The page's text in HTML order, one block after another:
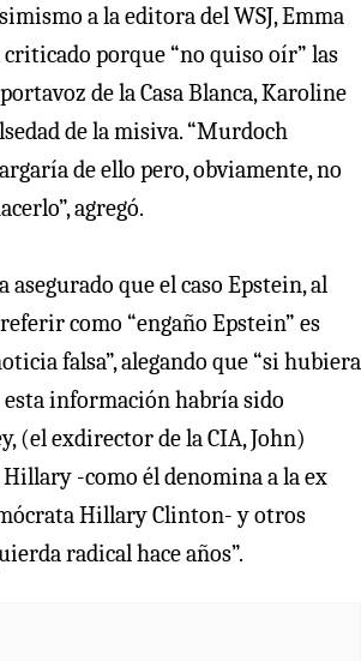
a la editora del WSJ, Emma
porque “no quiso oír” las
de la Casa Blanca, Karoline
de la misiva. “Murdoch
de ello pero, obviamente, no
agregó.
asegurado que el caso Epstein, al
como “engaño Epstein” es
falsa”, alegando que “si hubiera
esta información habría sido
(el exdirector de la CIA, John)
-como él denomina a la ex
Hillary Clinton- y otros
radical hace años”.